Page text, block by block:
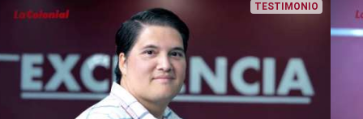
TESTIMONIO